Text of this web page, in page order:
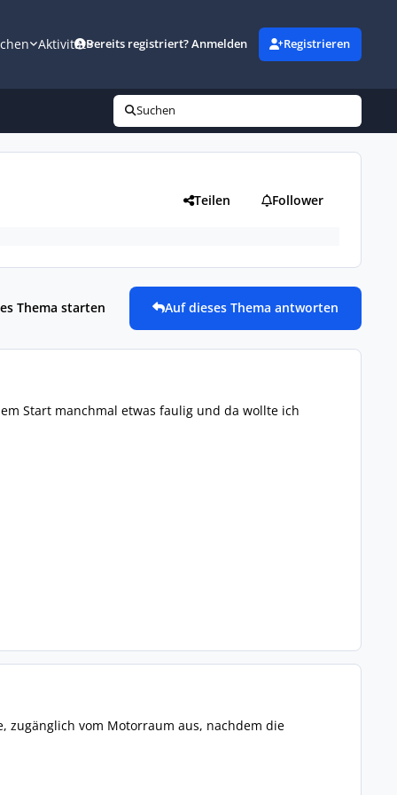
AktivitätBereits registriert? Anmelden Registrieren
Suchen
Teilen Follower
Thema starten Auf dieses Thema antworten
Start manchmal etwas faulig und da wollte ich
zugänglich vom Motorraum aus, nachdem die